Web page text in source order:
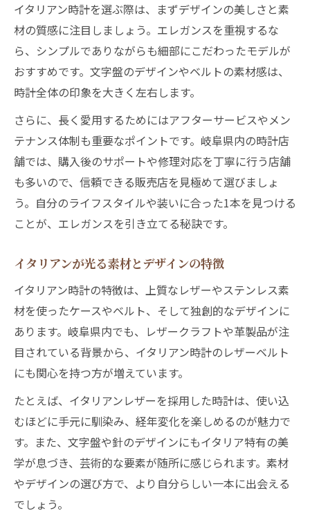
イタリアン時計を選ぶ際は、まずデザインの美しさと素
材の質感に注目しましょう。エレガンスを重視するな
ら、シンプルでありながらも細部にこだわったモデルが
おすすめです。文字盤のデザインやベルトの素材感は、
時計全体の印象を大きく左右します。
さらに、長く愛用するためにはアフターサービスやメン
テナンス体制も重要なポイントです。岐阜県内の時計店
舗では、購入後のサポートや修理対応を丁寧に行う店舗
も多いので、信頼できる販売店を見極めて選びましょ
う。自分のライフスタイルや装いに合った1本を見つける
ことが、エレガンスを引き立てる秘訣です。
イタリアンが光る素材とデザインの特徴
イタリアン時計の特徴は、上質なレザーやステンレス素
材を使ったケースやベルト、そして独創的なデザインに
あります。岐阜県内でも、レザークラフトや革製品が注
目されている背景から、イタリアン時計のレザーベルト
にも関心を持つ方が増えています。
たとえば、イタリアンレザーを採用した時計は、使い込
むほどに手元に馴染み、経年変化を楽しめるのが魅力で
す。また、文字盤や針のデザインにもイタリア特有の美
学が息づき、芸術的な要素が随所に感じられます。素材
やデザインの選び方で、より自分らしい一本に出会える
でしょう。